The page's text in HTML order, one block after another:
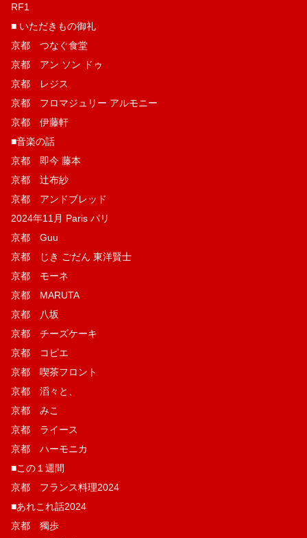
RF1
■ いただきもの御礼
京都 つなぐ食堂
京都 アン ソン ドゥ
京都 レジス
京都 フロマジュリー アルモニー
京都 伊藤軒
■音楽の話
京都 即今 藤本
京都 辻布紗
京都 アンドブレッド
2024年11月 Paris パリ
京都 Guu
京都 じき ごだん 東洋賢士
京都 モーネ
京都 MARUTA
京都 八坂
京都 チーズケーキ
京都 コピエ
京都 喫茶フロント
京都 滔々と、
京都 みこ
京都 ライース
京都 ハーモニカ
■この１週間
京都 フランス料理2024
■あれこれ話2024
京都 獨歩